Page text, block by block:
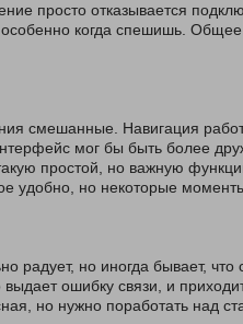
просто отказывается
особенно когда спешишь.
смешанные. Навигация
мог бы быть более
простой, но важную
удобно, но некоторые
радует, но иногда бывает, что
ошибку связи, и
но нужно поработать над